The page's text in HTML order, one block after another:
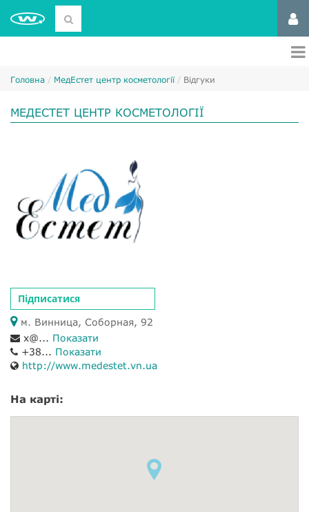
Головна МедЕстет центр косметології Відгуки
МЕДЕСТЕТ ЦЕНТР КОСМЕТОЛОГІЇ
Підписатися
м. Винница, Соборная, 92
x@... Показати
+38... Показати
http://www.medestet.vn.ua
На карті: